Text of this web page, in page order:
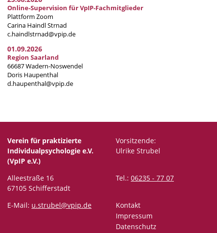
Online-Supervision für VpIP-Fachmitglieder
Plattform Zoom
Carina Haindl Strnad
c.haindlstrnad@vpip.de
01.09.2026
Region Saarland
66687 Wadern-Noswendel
Doris Haupenthal
d.haupenthal@vpip.de
Verein für praktizierte
Individualpsychologie e.V.
(VpIP e.V.)
Vorsitzende:
Ulrike Strubel
Alleestraße 16
67105 Schifferstadt
Tel.: 06235 - 77 07
E-Mail: u.strubel@vpip.de
Kontakt
Impressum
Datenschutz